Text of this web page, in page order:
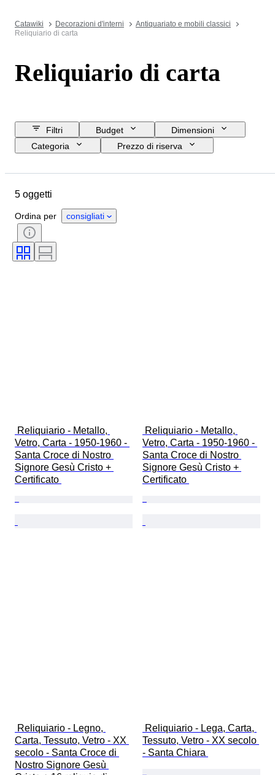
Catawiki Decorazioni d'interni
Antiquariato e mobili classici
Reliquiario di carta
Reliquiario di carta
Filtri Budget
Dimensioni
Categoria
Prezzo di riserva
Materiale
Epoca
5 oggetti
Ordina per consigliati
Vetro, Carta - 1950-1960 -
Santa Croce di Nostro
Signore Gesù Cristo +
Certificato
Vetro, Carta - 1950-1960 -
Santa Croce di Nostro
Signore Gesù Cristo +
Certificato
Carta, Tessuto, Vetro - XX
secolo - Santa Croce di
Nostro Signore Gesù
Tessuto, Vetro - XX secolo
- Santa Chiara